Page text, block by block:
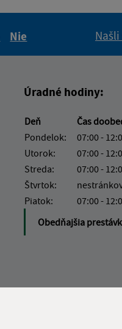
Nie
Úradné hodiny:
Deň Čas
Pondelok:
07:00 -
Utorok:
07:00 -
Streda:
07:00 -
Štvrtok:
Piatok:
07:00 -
Obedňajšia